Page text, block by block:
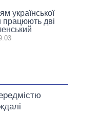
української
працюють дві